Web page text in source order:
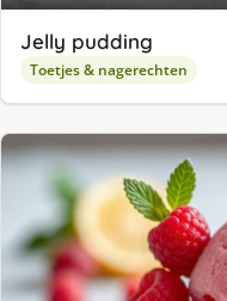
Jelly pudding
Toetjes & nagerechten